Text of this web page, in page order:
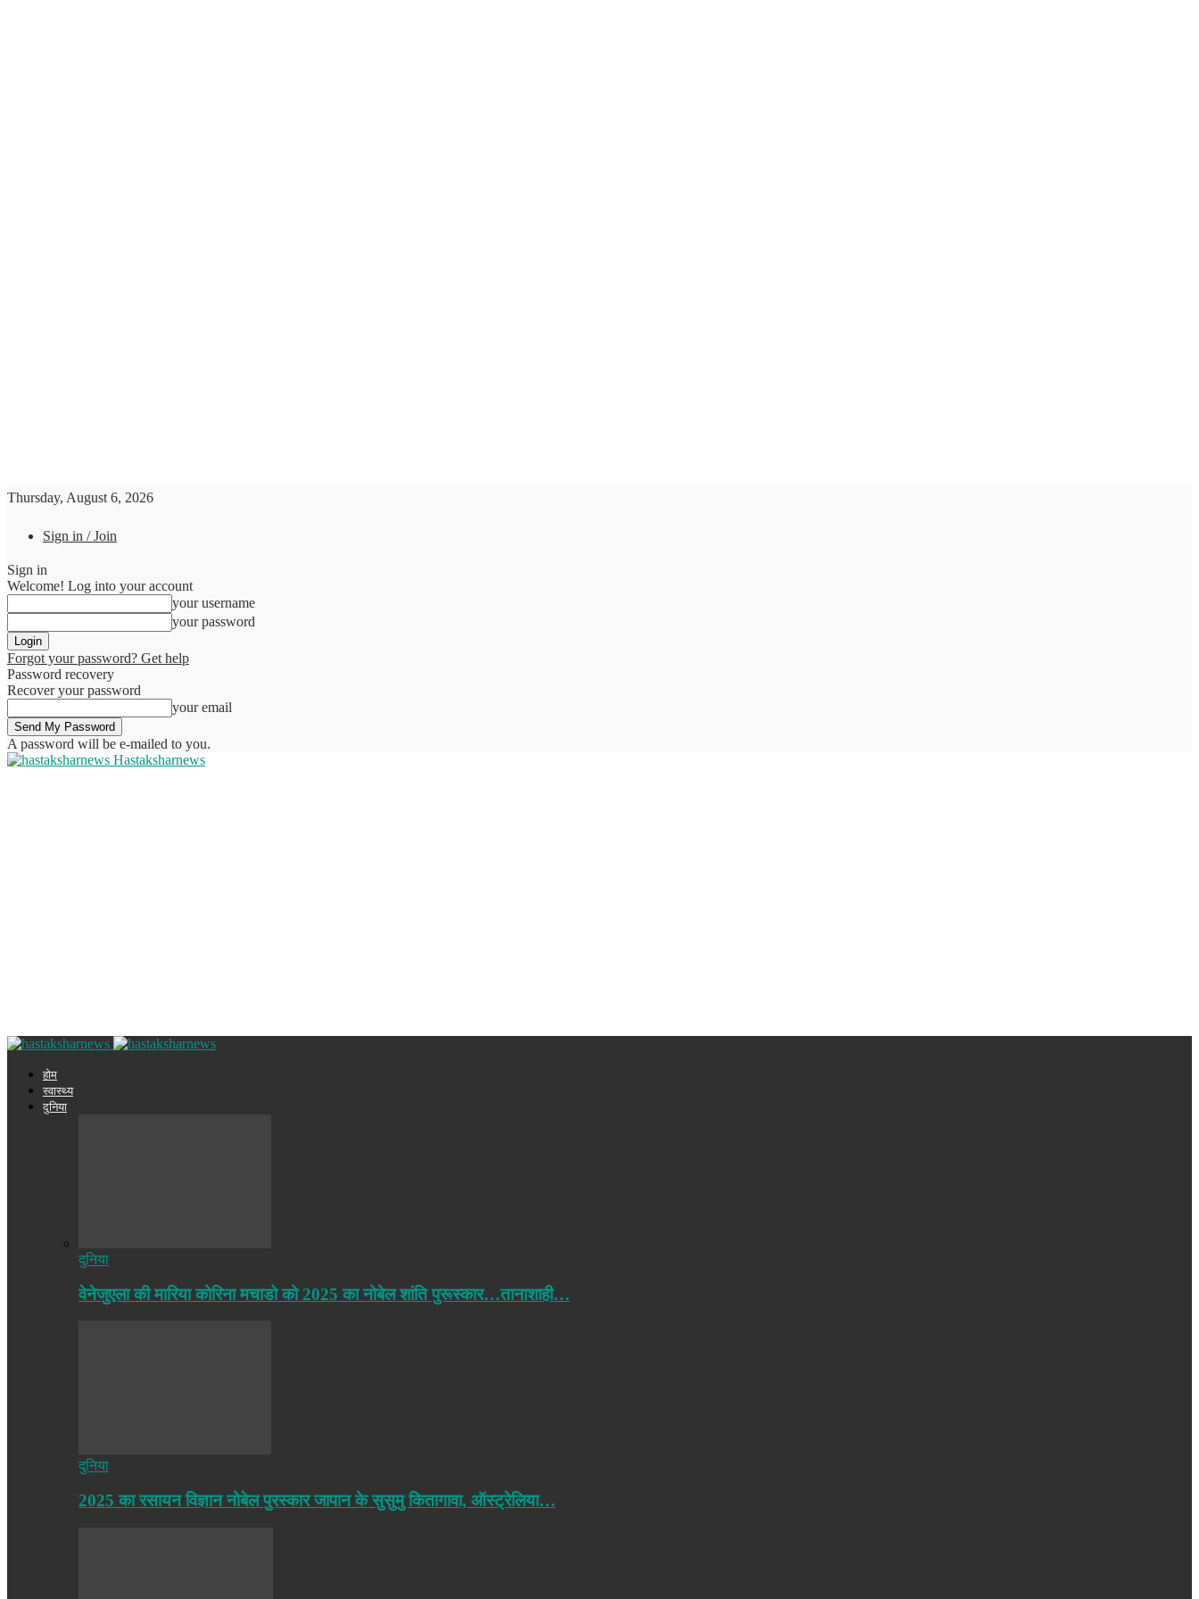
Thursday, August 6, 2026
Sign in / Join
Sign in
Welcome! Log into your account
your username
your password
Forgot your password? Get help
Password recovery
Recover your password
your email
A password will be e-mailed to you.
Hastaksharnews
होम
स्वास्थ्य
दुनिया
दुनिया
वेनेजुएला की मारिया कोरिना मचाडो को 2025 का नोबेल शांति पुरूस्कार…तानाशाही…
दुनिया
2025 का रसायन विज्ञान नोबेल पुरस्कार जापान के सुसुमु कितागावा, ऑस्ट्रेलिया…